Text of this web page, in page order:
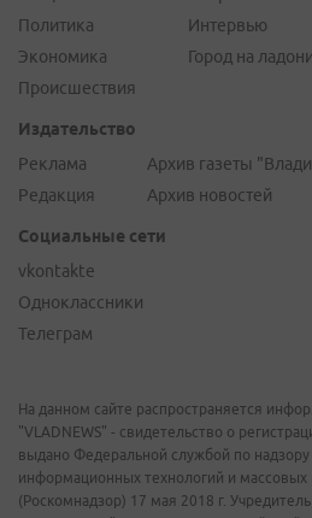
Политика
Экономика
Происшествия
Интервью
Город на ладони
Издательство
Реклама
Редакция
Архив газеты
Архив новостей
Социальные сети
vkontakte
Одноклассники
Телеграм
На данном сайте распространяется
"VLADNEWS" - свидетельство о
выдано Федеральной службой по надзору
информационных технологий и массовых
(Роскомнадзор) 17 мая 2018 г.